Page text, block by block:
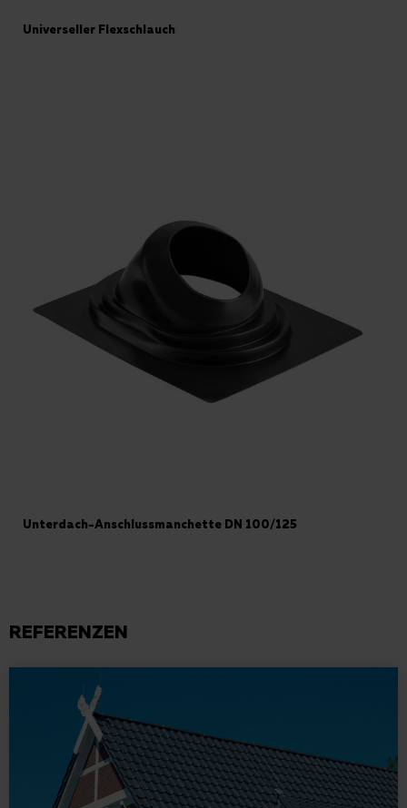
Universeller Flexschlauch
Unterdach-Anschlussmanchette DN 100/125
REFERENZEN